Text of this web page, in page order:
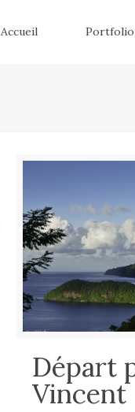
Accueil Portfolio
Départ
Vincent